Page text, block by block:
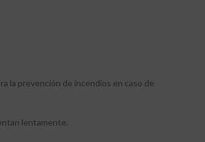
la prevención de incendios en caso de
lentamente.